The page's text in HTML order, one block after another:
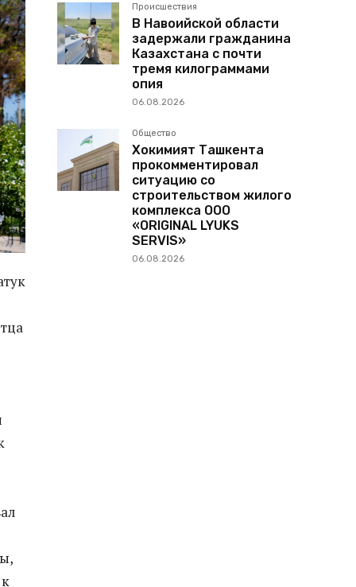
Происшествия
В Навоийской области
задержали гражданина
Казахстана с почти
тремя килограммами
опия
06.08.2026
Общество
Хокимият Ташкента
прокомментировал
ситуацию со
строительством жилого
комплекса ООО
«ORIGINAL LYUKS
SERVIS»
06.08.2026